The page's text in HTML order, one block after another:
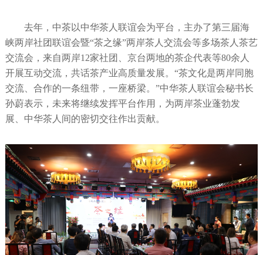
去年，中茶以中华茶人联谊会为平台，主办了第三届海
峡两岸社团联谊会暨“茶之缘”两岸茶人交流会等多场茶人茶艺
交流会，来自两岸12家社团、京台两地的茶企代表等80余人
开展互动交流，共话茶产业高质量发展。“茶文化是两岸同胞
交流、合作的一条纽带，一座桥梁。”中华茶人联谊会秘书长
孙蔚表示，未来将继续发挥平台作用，为两岸茶业蓬勃发
展、中华茶人间的密切交往作出贡献。